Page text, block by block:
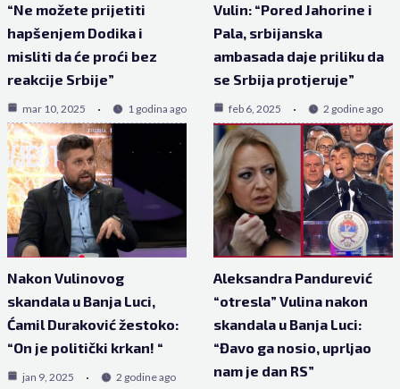
“Ne možete prijetiti
hapšenjem Dodika i
misliti da će proći bez
reakcije Srbije”
mar 10, 2025 1 godina ago
Vulin: “Pored Jahorine i
Pala, srbijanska
ambasada daje priliku da
se Srbija protjeruje”
feb 6, 2025 2 godine ago
Nakon Vulinovog
skandala u Banja Luci,
Ćamil Duraković žestoko:
“On je politički krkan! “
jan 9, 2025 2 godine ago
Aleksandra Pandurević
“otresla” Vulina nakon
skandala u Banja Luci:
“Đavo ga nosio, uprljao
nam je dan RS”